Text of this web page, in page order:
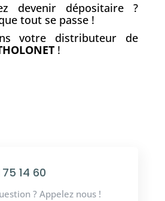
devenir dépositaire ?
tout se passe !
votre distributeur de
!
75 14 60
? Appelez nous !